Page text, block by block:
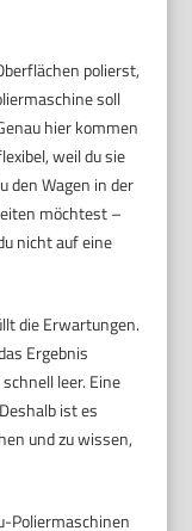
polierst,
soll
hier kommen
weil du sie
den Wagen in der
möchtest –
nicht auf eine
die Erwartungen.
Ergebnis
leer. Eine
ist es
und zu wissen,
Poliermaschinen